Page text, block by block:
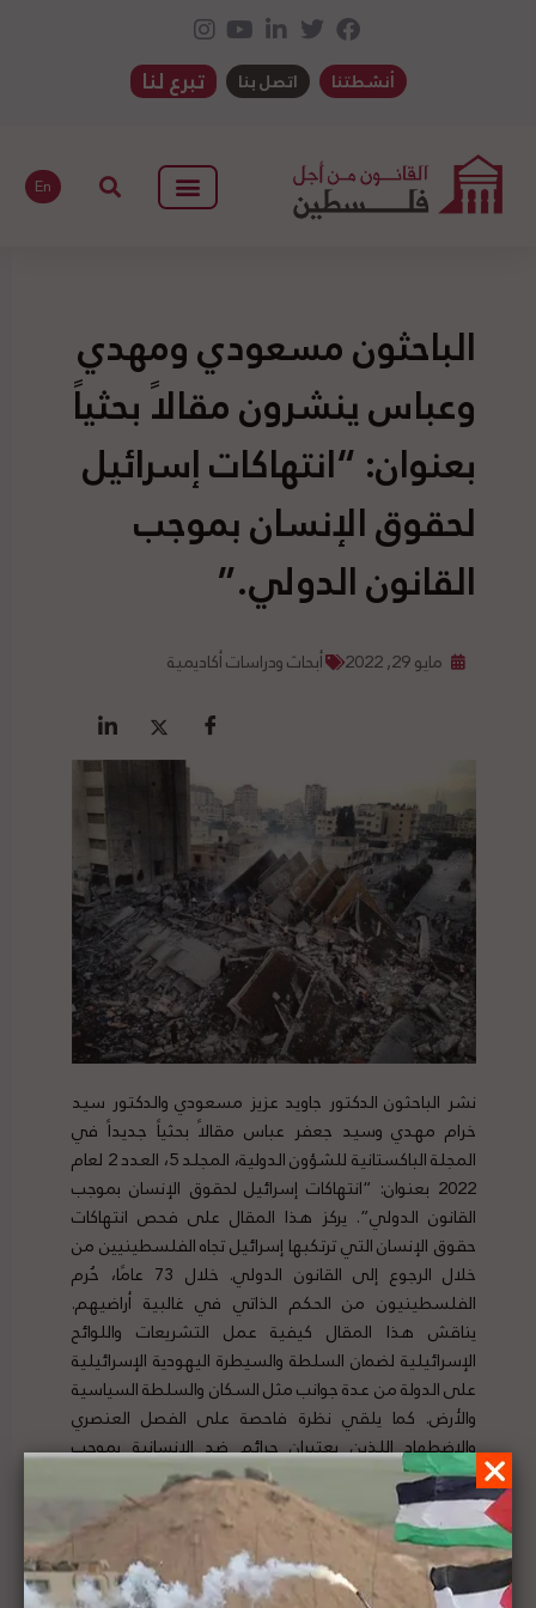
أنشطتنا اتصل بنا تبرع لنا
En
الباحثون مسعودي ومهدي
وعباس ينشرون مقالاً بحثياً
بعنوان: “انتهاكات إسرائيل
لحقوق الإنسان بموجب
القانون الدولي.”
مايو 29, 2022 أبحاث ودراسات أكاديمية
نشر الباحثون الدكتور جاويد عزيز مسعودي والدكتور سيد
خرام مهدي وسيد جعفر عباس مقالاً بحثياً جديداً في
المجلة الباكستانية للشؤون الدولية، المجلد 5، العدد 2 لعام
2022 بعنوان: “انتهاكات إسرائيل لحقوق الإنسان بموجب
القانون الدولي”. يركز هذا المقال على فحص انتهاكات
حقوق الإنسان التي ترتكبها إسرائيل تجاه الفلسطينيين من
خلال الرجوع إلى القانون الدولي. خلال 73 عامًا، حُرم
الفلسطينيون من الحكم الذاتي في غالبية أراضيهم.
يناقش هذا المقال كيفية عمل التشريعات واللوائح
الإسرائيلية لضمان السلطة والسيطرة اليهودية الإسرائيلية
على الدولة من عدة جوانب مثل السكان والسلطة السياسية
والأرض. كما يلقي نظرة فاحصة على الفصل العنصري
والاضطهاد اللذين يعتبران جرائم ضد الإنسانية بموجب
القانون الدولي. لقراءة المزيد، انقرهنا.